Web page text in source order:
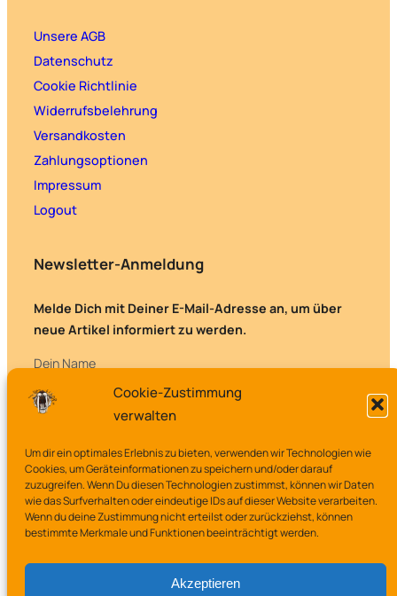
Cookie-Zustimmung
verwalten
Um dir ein optimales Erlebnis zu bieten, verwenden wir Technologien wie
Cookies, um Geräteinformationen zu speichern und/oder darauf
zuzugreifen. Wenn Du diesen Technologien zustimmst, können wir Daten
wie das Surfverhalten oder eindeutige IDs auf dieser Website verarbeiten.
Wenn du deine Zustimmung nicht erteilst oder zurückziehst, können
bestimmte Merkmale und Funktionen beeinträchtigt werden.
Akzeptieren
Unsere AGB
Datenschutz
Cookie Richtlinie
Widerrufsbelehrung
Versandkosten
Zahlungsoptionen
Impressum
Logout
Newsletter-Anmeldung
Melde Dich mit Deiner E-Mail-Adresse an, um über
neue Artikel informiert zu werden.
Dein Name